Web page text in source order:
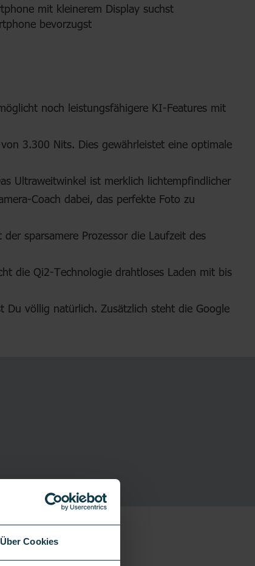
Über Cookies
mit kleinerem Display suchst
bevorzugst
noch leistungsfähigere KI-Features mit
3.300 Nits. Dies gewährleistet eine optimale
Ultraweitwinkel ist merklich lichtempfindlicher
Coach dabei, das perfekte Foto zu
sparsamere Prozessor die Laufzeit des
die Qi2-Technologie drahtloses Laden mit bis
Du völlig natürlich. Zusätzlich steht die Google
liegt nicht bei